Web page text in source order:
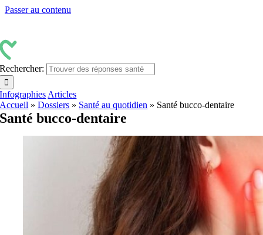
Passer au contenu
Rechercher:
Infographies Articles
Accueil »Dossiers » Santé au quotidien » Santé bucco-dentaire
Santé bucco-dentaire